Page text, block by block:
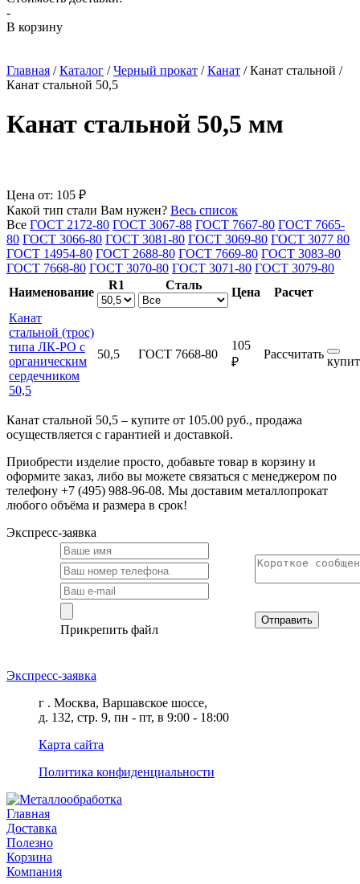
-
В корзину
Главная /Каталог /Черный прокат /Канат /Канат стальной /
Канат стальной 50,5
Канат стальной 50,5 мм
Цена от: 105 ₽
Какой тип стали Вам нужен? Весь список
Все ГОСТ 2172-80 ГОСТ 3067-88 ГОСТ 7667-80 ГОСТ 7665-
80 ГОСТ 3066-80 ГОСТ 3081-80 ГОСТ 3069-80 ГОСТ 3077 80
ГОСТ 14954-80 ГОСТ 2688-80 ГОСТ 7669-80 ГОСТ 3083-80
ГОСТ 7668-80 ГОСТ 3070-80 ГОСТ 3071-80 ГОСТ 3079-80
Наименование
R1 Сталь
Цена
Расчет
Канат
стальной (трос)
типа ЛК-РО с
органическим
сердечником
50,5
50,5 ГОСТ 7668-80
105
₽
Рассчитать
Канат стальной 50,5 – купите от 105.00 руб., продажа
осуществляется с гарантией и доставкой.
Приобрести изделие просто, добавьте товар в корзину и
оформите заказ, либо вы можете связаться с менеджером по
телефону +7 (495) 988-96-08. Мы доставим металлопрокат
любого объёма и размера в срок!
Экспресс-заявка
Прикрепить файл
Отправить
Экспресс-заявка
г . Москва, Варшавское шоссе,
д. 132, стр. 9, пн - пт, в 9:00 - 18:00
Карта сайта
Политика конфиденциальности
Главная
Доставка
Полезно
Корзина
Компания